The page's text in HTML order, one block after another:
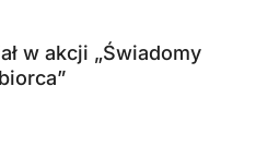
w akcji „Świadomy